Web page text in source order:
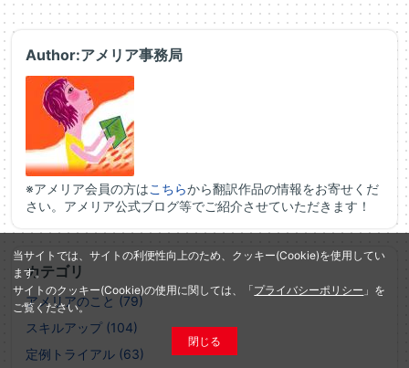
当サイトでは、サイトの利便性向上のため、クッキー(Cookie)を使用してい
ます。
サイトのクッキー(Cookie)の使用に関しては、「プライバシーポリシー 」を
ご覧ください。
閉じる
Author:アメリア事務局
※アメリア会員の方はこちらから翻訳作品の情報をお寄せくだ
さい。アメリア公式ブログ等でご紹介させていただきます！
カテゴリ
アメリアのこと (79)
スキルアップ (104)
定例トライアル (63)